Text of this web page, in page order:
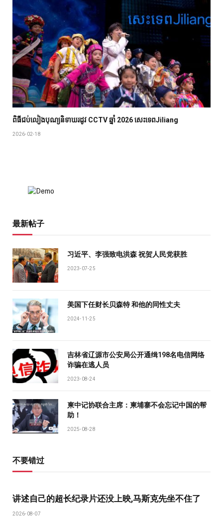
ពិធីជប់លៀង​បុណ្យ​និទាឃរដូវ CCTV ឆ្នាំ 2026 សេះទេពJiliang
2026-02-18
最新帖子
习近平、李强致电洪森 祝贺人民党获胜
2023-07-25
美国下任财长贝森特 和他的同性丈夫
2024-11-25
吉林省辽源市公安局公开通缉198名电信网络
诈骗在逃人员
2023-08-24
柬中记协联合主席：柬埔寨不会忘记中国的帮
助！
2025-08-28
不要错过
讲述自己的超长纪录片还没上映,马斯克先坐不住了
2026-08-07